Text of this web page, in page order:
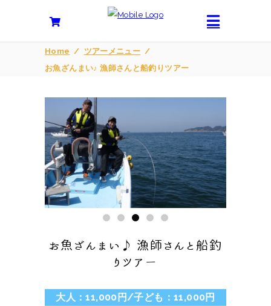
Home / ツアーメニュー /
お魚ざんまい♪ 漁師さんと船釣りツアー
お魚ざんまい♪ 漁師さんと船釣
りツアー
大人：11,000円/子ども：11,000円